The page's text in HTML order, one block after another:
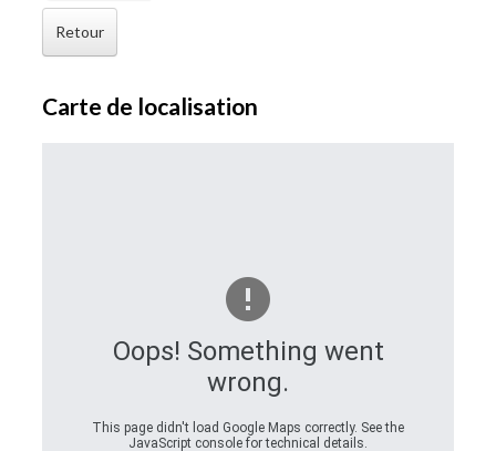
Retour
Carte de localisation
Oops! Something went
wrong.
This page didn't load Google Maps correctly. See the
JavaScript console for technical details.